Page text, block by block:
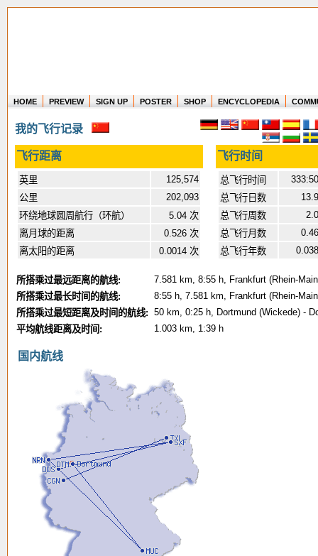
Where in the world have you flown?
How long have you been in the air?
Create your own FlightMemory and see!
HOME PREVIEW SIGN UP POSTER SHOP ENCYCLOPEDIA
我的飞行记录
飞行距离 飞行时间
英里
125,574
公里
202,093
环绕地球圆周航行（环航）
5.04 次
离月球的距离
0.526 次
离太阳的距离
0.0014 次
总飞行时间
333:50
总飞行日数
13.9
总飞行周数
2.0
总飞行月数
0.46
总飞行年数
0.038
所搭乘过最远距离的航线:
7.581 km, 8:55 h, Frankfurt (Rhein-
所搭乘过最长时间的航线:
8:55 h, 7.581 km, Frankfurt (Rhein-
所搭乘过最短距离及时间的航线: 50 km, 0:25 h, Dortmund (Wickede) -
平均航线距离及时间:
1.003 km, 1:39 h
国内航线